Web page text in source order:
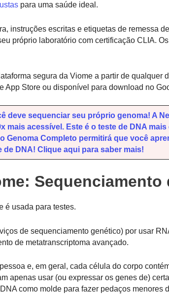
para uma saúde ideal.
instruções escritas e etiquetas de remessa
próprio laboratório com certificação CLIA.
segura da Viome a partir de qualquer
Store ou disponível para download no
deve sequenciar seu próprio genoma! A
acessível. Este é o teste de DNA
Genoma Completo permitirá que você
DNA! Clique aqui para saber mais!
Sequenciamento
é usada para testes.
de sequenciamento genético) por usar
de metatranscriptoma avançado.
e, em geral, cada célula do corpo
apenas usar (ou expressar os genes de)
como molde para fazer pedaços menores